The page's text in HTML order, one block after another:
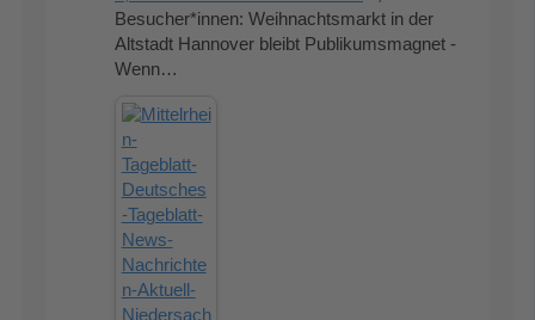
Besucher*innen: Weihnachtsmarkt in der
Altstadt Hannover bleibt Publikumsmagnet -
Wenn…